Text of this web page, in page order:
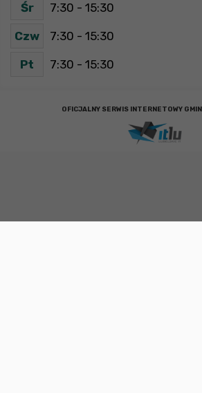
Śr 7:30 - 15:30
Czw 7:30 - 15:30
Pt 7:30 - 15:30
OFICJALNY SERWIS INTERNETOWY